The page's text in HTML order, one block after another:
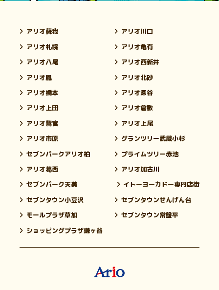
アリオ蘇我
アリオ川口
アリオ札幌
アリオ亀有
アリオ八尾
アリオ西新井
アリオ鳳
アリオ北砂
アリオ橋本
アリオ深谷
アリオ上田
アリオ倉敷
アリオ鷲宮
アリオ上尾
アリオ市原
グランツリー武蔵小杉
セブンパークアリオ柏
プライムツリー赤池
アリオ葛西
アリオ加古川
セブンパーク天美
イトーヨーカドー専門店街
セブンタウン小豆沢
セブンタウンせんげん台
モールプラザ草加
セブンタウン常盤平
ショッピングプラザ鎌ヶ谷